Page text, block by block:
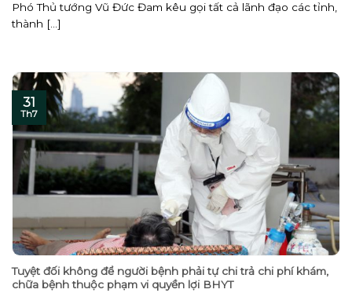
Phó Thủ tướng Vũ Đức Đam kêu gọi tất cả lãnh đạo các tỉnh,
thành [...]
Tuyệt đối không để người bệnh phải tự chi trả chi phí khám,
chữa bệnh thuộc phạm vi quyền lợi BHYT
31
Th7